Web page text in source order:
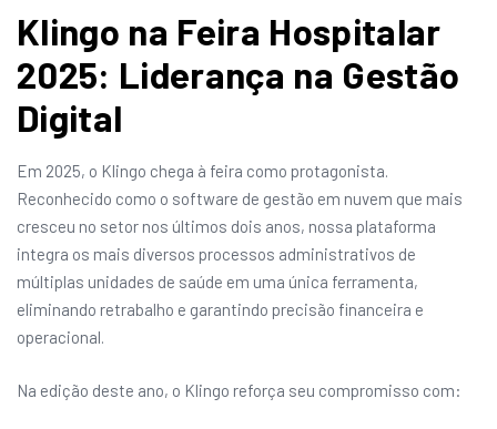
Klingo na Feira Hospitalar
2025: Liderança na Gestão
Digital
Em 2025, o Klingo chega à feira como protagonista.
Reconhecido como o software de gestão em nuvem que mais
cresceu no setor nos últimos dois anos, nossa plataforma
integra os mais diversos processos administrativos de
múltiplas unidades de saúde em uma única ferramenta,
eliminando retrabalho e garantindo precisão financeira e
operacional.
Na edição deste ano, o Klingo reforça seu compromisso com: